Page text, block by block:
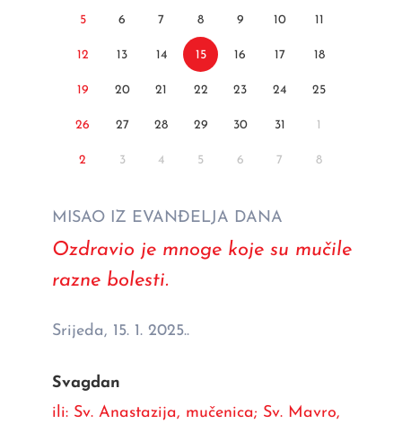
5 6 7 8 9 10 11
12 13 14 15 16 17 18
19 20 21 22 23 24 25
26 27 28 29 30 31 1
2 3 4 5 6 7 8
MISAO IZ EVANĐELJA DANA
Ozdravio je mnoge koje su mučile
razne bolesti.
Srijeda, 15. 1. 2025..
Svagdan
ili: Sv. Anastazija, mučenica; Sv. Mavro,